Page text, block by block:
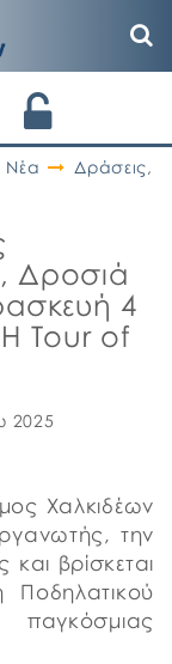
Νέα Δράσεις,
Δροσιά
4
Tour of
2025
Χαλκιδέων
την
βρίσκεται